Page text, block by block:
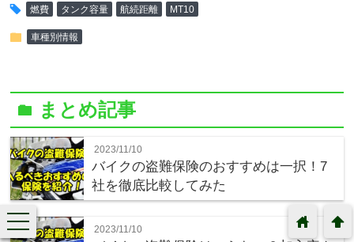
tag 燃費 タンク容量 航続距離 MT10
folder 車種別情報
folder まとめ記事
2023/11/10
バイクの盗難保険のおすすめは一択！7
社を徹底比較してみた
2023/11/10
toggle
navigation
arrowup
home